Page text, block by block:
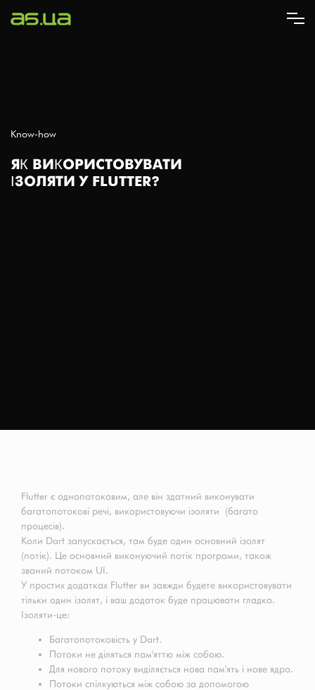
Know-how
ЯК ВИКОРИСТОВУВАТИ
ІЗОЛЯТИ У FLUTTER?
Flutter є однопотоковим, але він здатний виконувати
багатопотокові речі, використовуючи ізоляти (багато
процесів).
Коли Dart запускається, там буде один основний ізолят
(потік). Це основний виконуючий потік програми, також
званий потоком UI.
У простих додатках Flutter ви завжди будете використовувати
тільки один ізолят, і ваш додаток буде працювати гладко.
Ізоляти-це:
Багатопотоковість у Dart.
Потоки не діляться пам'яттю між собою.
Для нового потоку виділяється нова пам'ять і нове ядро.
Потоки спілкуються між собою за допомогою